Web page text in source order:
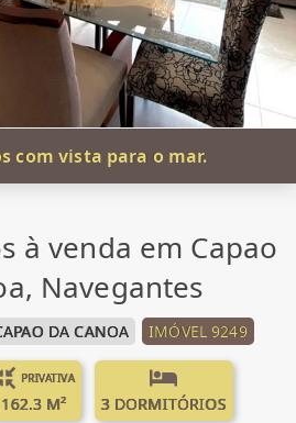
com vista para o mar.
à venda em Capao
Navegantes
DA CANOA IMÓVEL 9249
PRIVATIVA
162.3 M² 3 DORMITÓRIOS